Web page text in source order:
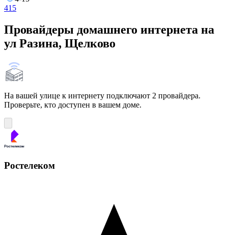
415
Провайдеры домашнего интернета на
ул Разина, Щелково
На вашей улице к интернету подключают 2 провайдера.
Проверьте, кто доступен в вашем доме.
Ростелеком